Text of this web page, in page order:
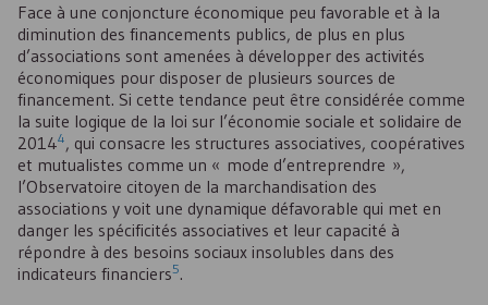
Face à une conjoncture économique peu favorable et à la
diminution des financements publics, de plus en plus
d’associations sont amenées à développer des activités
économiques pour disposer de plusieurs sources de
financement. Si cette tendance peut être considérée comme
la suite logique de la loi sur l’économie sociale et solidaire de
20144, qui consacre les structures associatives, coopératives
et mutualistes comme un « mode d’entreprendre »,
l’Observatoire citoyen de la marchandisation des
associations y voit une dynamique défavorable qui met en
danger les spécificités associatives et leur capacité à
répondre à des besoins sociaux insolubles dans des
indicateurs financiers5.